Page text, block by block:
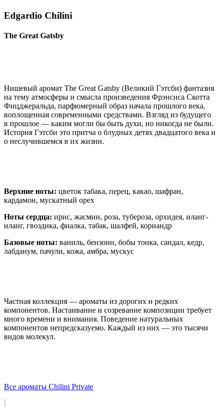
Edgardio Chilini
The Great Gatsby
Нишевый аромат The Great Gatsby (Великий Гэтсби) фантазия
на тему атмосферы и смысла произведения Фрэнсиса Скотта
Фицджеральда, парфюмерный образ начала прошлого века,
воплощенная современными средствами. Взгляд из будущего
в прошлое — каким могли бы быть духи, но никогда не были.
История Гэтсби это притча о блудных детях двадцатого века и
о неслучившемся в их жизни.
Верхние ноты: цветок табака, перец, какао, шафран,
кардамон, мускатный орех
Ноты сердца: ирис, жасмин, роза, тубероза, орхидея, иланг-
иланг, гвоздика, фиалка, табак, шалфей, кориандр
Базовые ноты: ваниль, бензоин, бобы тонка, сандал, кедр,
лабданум, пачули, кожа, амбра, мускус
Частная коллекция — ароматы из дорогих и редких
компонентов. Настаивание и созревание композиции требует
много времени и внимания. Поведение натуральных
компонентов непредсказуемо. Каждый из них — это тысячи
видов молекул.
Все ароматы Chilini Private